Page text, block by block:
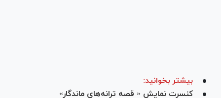
بیشتر بخوانید:
کنسرت نمایش « قصه ترانه‌های ماندگار»‎